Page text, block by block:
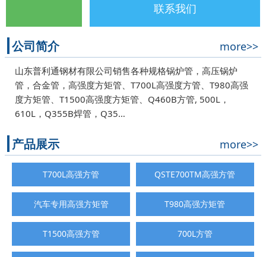
联系我们
公司简介 more>>
山东普利通钢材有限公司销售各种规格锅炉管，高压锅炉
管，合金管，高强度方矩管、T700L高强度方管、T980高强
度方矩管、T1500高强度方矩管、Q460B方管, 500L，
610L，Q355B焊管，Q35…
产品展示 more>>
T700L高强方管 QSTE700TM高强方管
汽车专用高强方矩管 T980高强方矩管
T1500高强方管 700L方管